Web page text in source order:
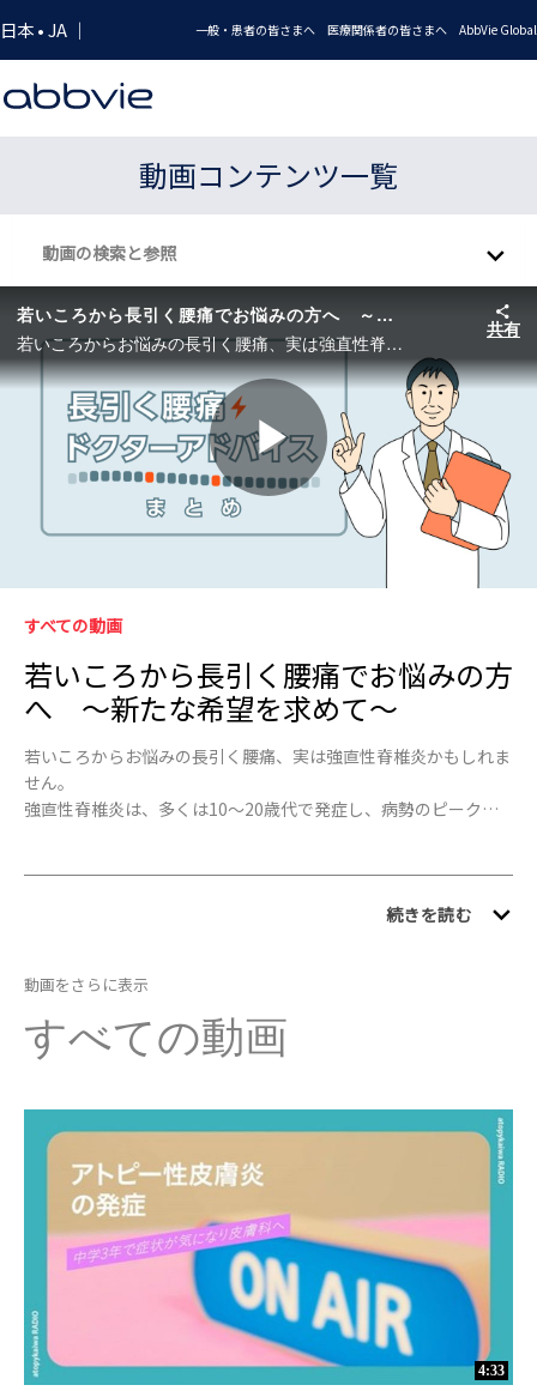
日本 • JA ｜ 一般・患者の皆さまへ 医療関係者の皆さまへ AbbVie Global
動画コンテンツ一覧
動画の検索と参照
若いころから長引く腰痛でお悩みの方へ ～新たな希望を求めて～
若いころからお悩みの長引く腰痛、実は強直性脊椎炎かもしれません。 強直性脊椎炎は、多くは10～20歳代で発症し、病勢のピークは20~30歳代と言われている、国の指定難病のひとつです。一般的によく知られていないこの病気とその患者さんのおかれている状況について多くの方々に認識いただけるよう、この動画を制作しました。 アッヴィは、強直性脊椎炎の早期発見・早期治療の重要性を広く知っていただくための啓発活動に取り組んでいます。
共有
Play
Skip to collection list
Skip to video grid
すべての動画
若いころから長引く腰痛でお悩みの方
へ ～新たな希望を求めて～
若いころからお悩みの長引く腰痛、実は強直性脊椎炎かもしれま
せん。
強直性脊椎炎は、多くは10～20歳代で発症し、病勢のピークは
詳しくは、疾患情報や強直性脊椎炎を相談できる病院検索などを
掲載している、疾患情報サイト「長引く腰痛.com」をご覧くだ
難病情報センター 強直性脊椎炎（指定難病271）
http://www.nanbyou.or.jp/entry/4847
2026年3月4日確認
当チャンネルに掲載している動画の著作権はアッヴィ合同会社に
#腰痛 #長引く腰痛 #強直性脊椎炎 #AS
続きを読む
動画をさらに表示
すべての動画
4:33